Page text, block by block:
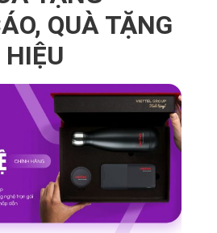
QUÀ TẶNG